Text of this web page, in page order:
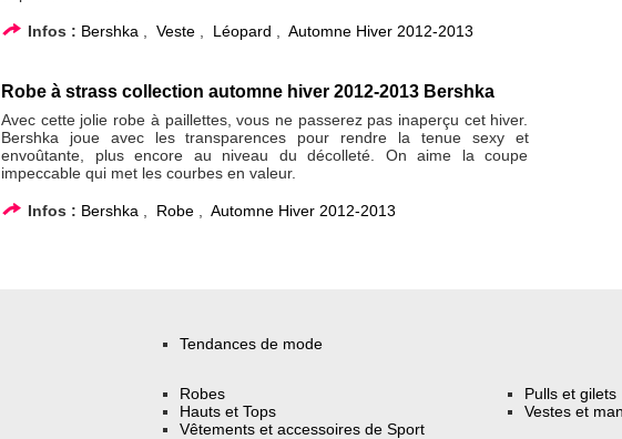
Infos : Bershka ,Veste Léopard ,Automne Hiver 2012-2013
Robe à strass collection automne hiver 2012-2013 Bershka
Avec cette jolie robe à paillettes, vous ne passerez pas inaperçu cet hiver.
Bershka joue avec les transparences pour rendre la tenue sexy et
envoûtante, plus encore au niveau du décolleté. On aime la coupe
impeccable qui met les courbes en valeur.
Infos : Bershka Robe ,Automne Hiver 2012-2013
Tendances de mode
Robes
Hauts et Tops
Vêtements et accessoires de Sport
Pulls et gilets
Vestes et